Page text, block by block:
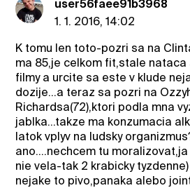
user56faee91b3968
1. 1. 2016, 14:02
K tomu len toto-pozri sa na
ma 85,je celkom fit,stale
filmy a urcite sa este v klude
dozije...a teraz sa pozri na
Richardsa(72),ktori podla mna
jablka...takze ma konzumacia
latok vplyv na ludsky
ano....nechcem tu
nie vela-tak 2 krabicky
nejake to pivo,panaka alebo